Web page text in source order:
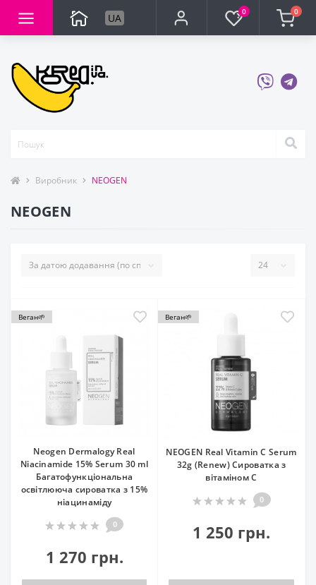
UA 0 0
Виробник NEOGEN
NEOGEN
Веган🌱
Neogen Dermalogy Real
Niacinamide 15% Serum 30 ml
Багатофункціональна
освітлююча сироватка з 15%
ніацинаміду
0
1 270 грн.
Веган🌱
NEOGEN Real Vitamin C Serum
32g (Renew) Сироватка з
вітаміном С
0
1 250 грн.